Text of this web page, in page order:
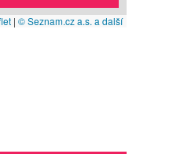
| © Seznam.cz a.s. a další